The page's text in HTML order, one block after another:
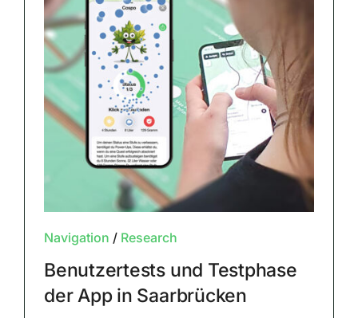
Navigation / Research
Benutzertests und Testphase
der App in Saarbrücken